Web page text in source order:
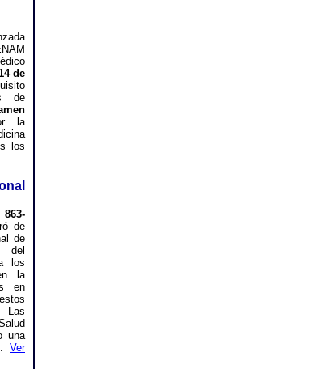
de
de
la
los
de
de
del
los
la
en
Las
una
Ver